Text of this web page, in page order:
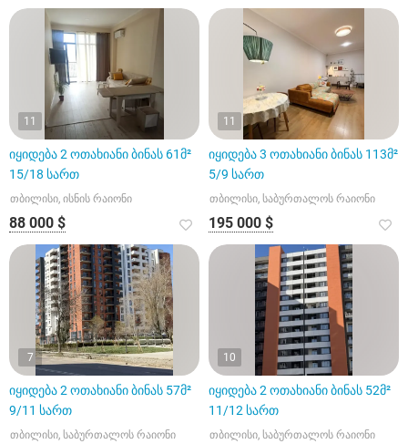
11
იყიდება 2 ოთახიანი ბინას 61მ²
15/18 სართ
თბილისი, ისნის რაიონი
88 000 $
11
იყიდება 3 ოთახიანი ბინას 113მ²
5/9 სართ
თბილისი, საბურთალოს რაიონი
195 000 $
7
იყიდება 2 ოთახიანი ბინას 57მ²
9/11 სართ
თბილისი, საბურთალოს რაიონი
10
იყიდება 2 ოთახიანი ბინას 52მ²
11/12 სართ
თბილისი, საბურთალოს რაიონი